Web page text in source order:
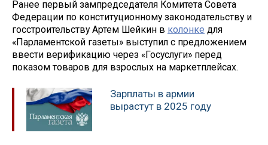
Ранее первый зампредседателя Комитета Совета
Федерации по конституционному законодательству и
госстроительству Артем Шейкин в колонке для
«Парламентской газеты» выступил с предложением
ввести верификацию через «Госуслуги» перед
показом товаров для взрослых на маркетплейсах.
Зарплаты в армии
вырастут в 2025 году